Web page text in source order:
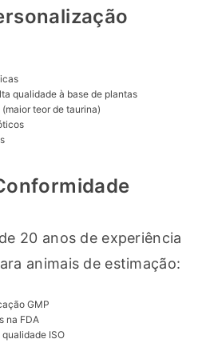
qualidade à base de plantas
teor de taurina)
20 anos de experiência
animais de estimação:
GMP
na FDA
ISO